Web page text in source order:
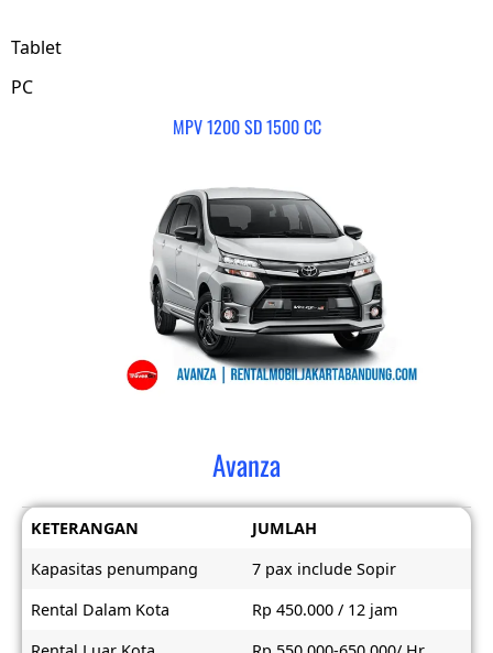
Tablet
PC
MPV 1200 SD 1500 CC
Avanza
KETERANGAN
JUMLAH
Kapasitas penumpang
7 pax include Sopir
Rental Dalam Kota
Rp 450.000 / 12 jam